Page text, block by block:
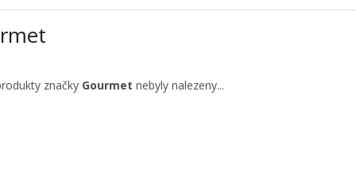
značky Gourmet nebyly nalezeny...